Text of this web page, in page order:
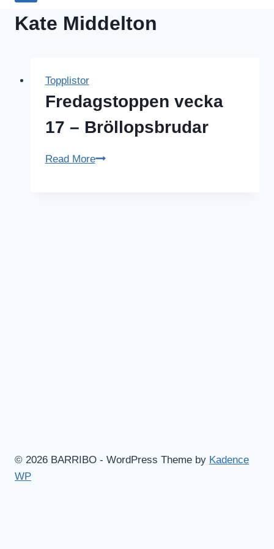
Kate Middelton
Topplistor
Fredagstoppen vecka
17 – Bröllopsbrudar
Read MoreFredagstoppen
© 2026 BARRIBO - WordPress Theme by Kadence
WP